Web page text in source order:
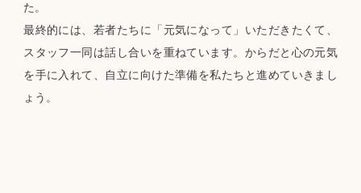
た。
最終的には、若者たちに「元気になって」いただきたくて、
スタッフ一同は話し合いを重ねています。からだと心の元気
を手に入れて、自立に向けた準備を私たちと進めていきまし
ょう。